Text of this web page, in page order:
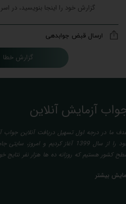
گزارش خطا
ارسال قبض جوابدهی
آزمایش آنلاین
ما در درجه اول تسهیل دریافت آنلاین جواب
خود را از سال 1399 آغاز کردیم و
کشور هستیم که روزانه ده ها هزار نفر نتایج
با تایید و مهر پزشک متخصص) میباشد.
بیشتر